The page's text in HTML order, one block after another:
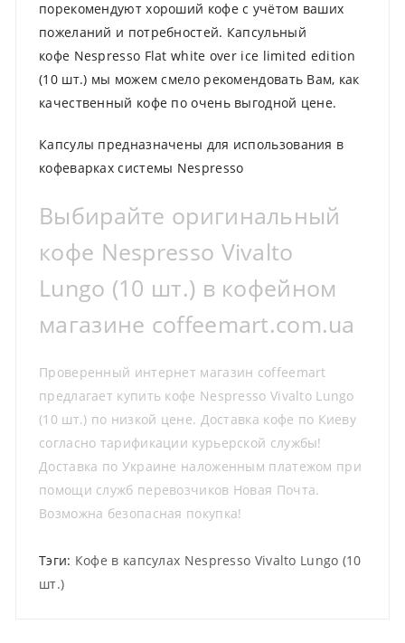
порекомендуют хороший кофе с учётом ваших
пожеланий и потребностей. Капсульный
кофе Nespresso Flat white over ice limited edition
(10 шт.) мы можем смело рекомендовать Вам, как
качественный кофе по очень выгодной цене.
Капсулы предназначены для использования в
кофеварках системы Nespresso
Выбирайте оригинальный
кофе Nespresso Vivalto
Lungo (10 шт.) в кофейном
магазине coffeemart.com.ua
Проверенный интернет магазин coffeemart
предлагает купить кофе Nespresso Vivalto Lungo
(10 шт.) по низкой цене. Доставка кофе по Киеву
согласно тарификации курьерской службы!
Доставка по Украине наложенным платежом при
помощи служб перевозчиков Новая Почта.
Возможна безопасная покупка!
Тэги: Кофе в капсулах Nespresso Vivalto Lungo (10
шт.)